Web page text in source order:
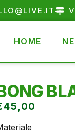
HOME
45,00